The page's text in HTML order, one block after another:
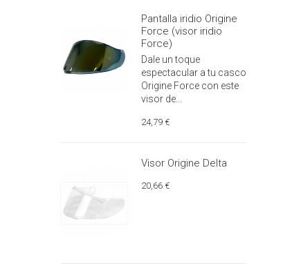
Pantalla iridio Origine
Force (visor iridio
Force)
Dale un toque
espectacular a tu casco
Origine Force con este
visor de...
24,79 €
Visor Origine Delta
20,66 €